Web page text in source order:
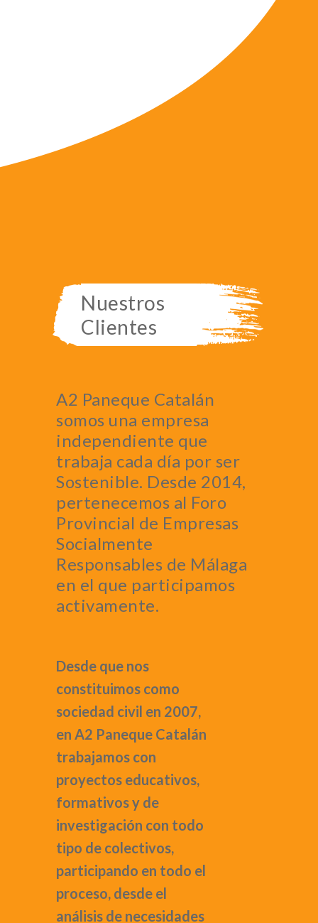
Nuestros
Clientes
A2 Paneque Catalán
somos una empresa
independiente que
trabaja cada día por ser
Sostenible. Desde 2014,
pertenecemos al Foro
Provincial de Empresas
Socialmente
Responsables de Málaga
en el que participamos
activamente.
Desde que nos
constituimos como
sociedad civil en 2007,
en A2 Paneque Catalán
trabajamos con
proyectos educativos,
formativos y de
investigación con todo
tipo de colectivos,
participando en todo el
proceso, desde el
análisis de necesidades